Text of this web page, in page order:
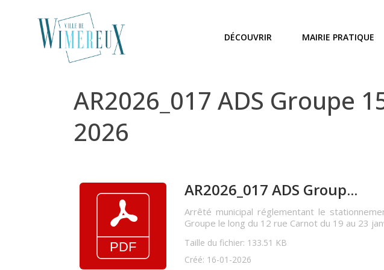
DÉCOUVRIR MAIRIE PRATIQUE
AR2026_017 ADS Groupe
2026
AR2026_017 ADS Group...
Arrêté municipal réglementant le
Groupe le long du 12 rue Carnot du 19 au 23
Taille du fichier: 133.51 KB
Créé: 16-01-2026